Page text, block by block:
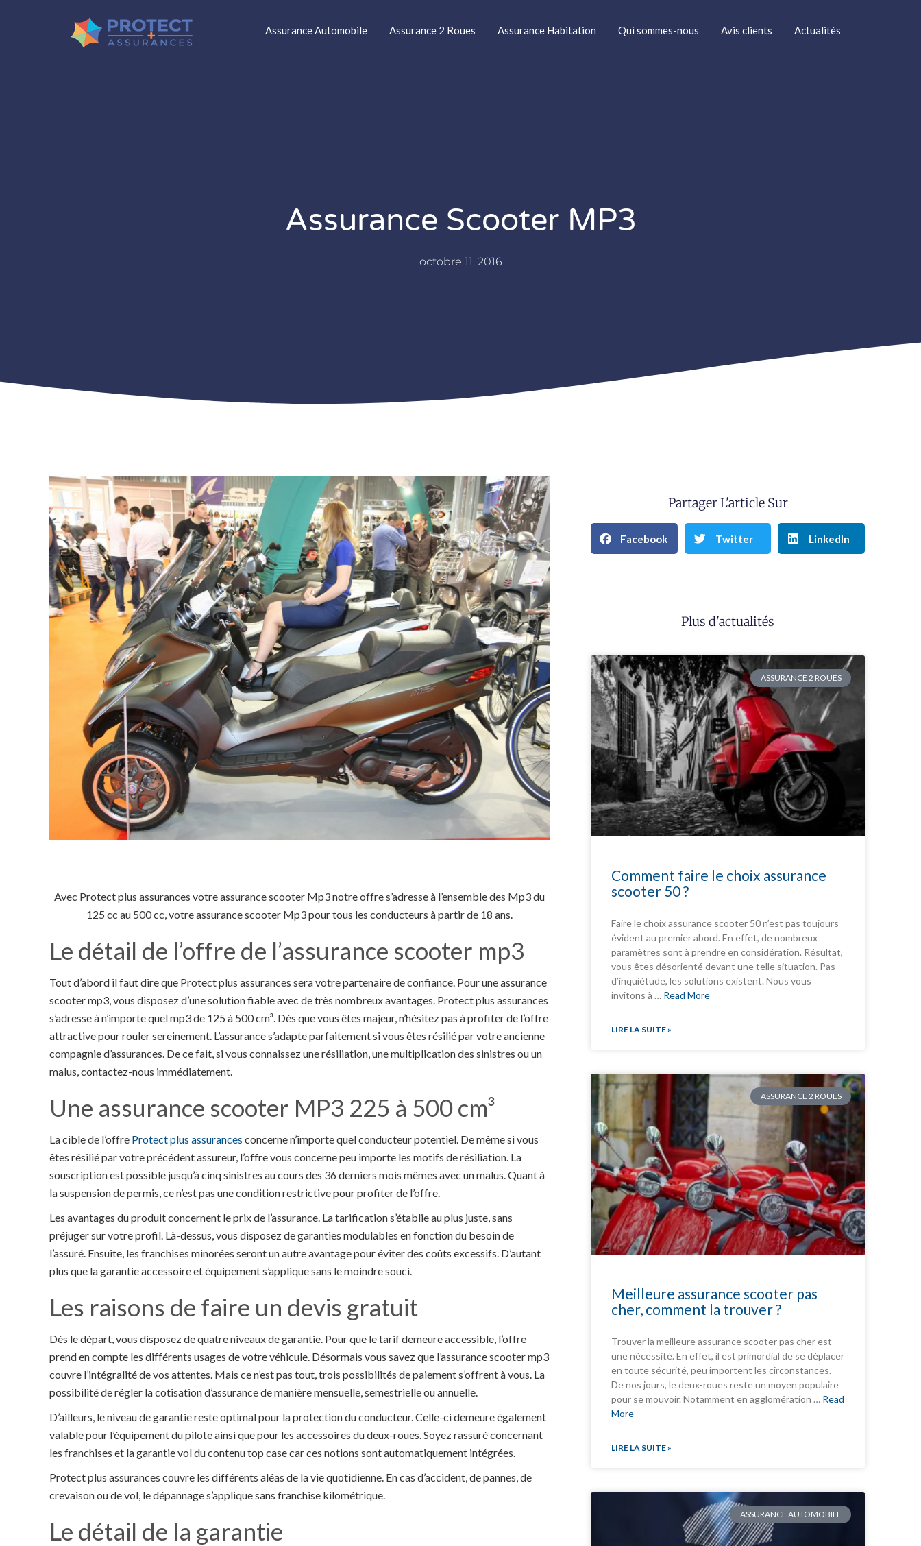
Assurance Automobile Assurance 2 Roues Assurance Habitation Qui sommes-nous Avis clients Actualités
Assurance Scooter MP3
octobre 11, 2016
Avec Protect plus assurances votre assurance scooter Mp3 notre offre s’adresse à l’ensemble des Mp3 du
125 cc au 500 cc, votre assurance scooter Mp3 pour tous les conducteurs à partir de 18 ans.
Le détail de l’offre de l’assurance scooter mp3
Tout d’abord il faut dire que Protect plus assurances sera votre partenaire de confiance. Pour une assurance
scooter mp3, vous disposez d’une solution fiable avec de très nombreux avantages. Protect plus assurances
s’adresse à n’importe quel mp3 de 125 à 500 cm³. Dès que vous êtes majeur, n’hésitez pas à profiter de l’offre
attractive pour rouler sereinement. L’assurance s’adapte parfaitement si vous êtes résilié par votre ancienne
compagnie d’assurances. De ce fait, si vous connaissez une résiliation, une multiplication des sinistres ou un
malus, contactez-nous immédiatement.
Une assurance scooter MP3 225 à 500 cm³
La cible de l’offre Protect plus assurances concerne n’importe quel conducteur potentiel. De même si vous
êtes résilié par votre précédent assureur, l’offre vous concerne peu importe les motifs de résiliation. La
souscription est possible jusqu’à cinq sinistres au cours des 36 derniers mois mêmes avec un malus. Quant à
la suspension de permis, ce n’est pas une condition restrictive pour profiter de l’offre.
Les avantages du produit concernent le prix de l’assurance. La tarification s’établie au plus juste, sans
préjuger sur votre profil. Là-dessus, vous disposez de garanties modulables en fonction du besoin de
l’assuré. Ensuite, les franchises minorées seront un autre avantage pour éviter des coûts excessifs. D’autant
plus que la garantie accessoire et équipement s’applique sans le moindre souci.
Les raisons de faire un devis gratuit
Dès le départ, vous disposez de quatre niveaux de garantie. Pour que le tarif demeure accessible, l’offre
prend en compte les différents usages de votre véhicule. Désormais vous savez que l’assurance scooter mp3
couvre l’intégralité de vos attentes. Mais ce n’est pas tout, trois possibilités de paiement s’offrent à vous. La
possibilité de régler la cotisation d’assurance de manière mensuelle, semestrielle ou annuelle.
D’ailleurs, le niveau de garantie reste optimal pour la protection du conducteur. Celle-ci demeure également
valable pour l’équipement du pilote ainsi que pour les accessoires du deux-roues. Soyez rassuré concernant
les franchises et la garantie vol du contenu top case car ces notions sont automatiquement intégrées.
Protect plus assurances couvre les différents aléas de la vie quotidienne. En cas d’accident, de pannes, de
crevaison ou de vol, le dépannage s’applique sans franchise kilométrique.
Le détail de la garantie
Partager L'article Sur
Facebook Twitter LinkedIn
Plus d'actualités
ASSURANCE 2 ROUES
Comment faire le choix assurance
scooter 50 ?
Faire le choix assurance scooter 50 n’est pas toujours
évident au premier abord. En effet, de nombreux
paramètres sont à prendre en considération. Résultat,
vous êtes désorienté devant une telle situation. Pas
d’inquiétude, les solutions existent. Nous vous
invitons à … Read More
LIRE LA SUITE »
ASSURANCE 2 ROUES
Meilleure assurance scooter pas
cher, comment la trouver ?
Trouver la meilleure assurance scooter pas cher est
une nécessité. En effet, il est primordial de se déplacer
en toute sécurité, peu importent les circonstances.
De nos jours, le deux-roues reste un moyen populaire
pour se mouvoir. Notamment en agglomération … Read
More
LIRE LA SUITE »
ASSURANCE AUTOMOBILE